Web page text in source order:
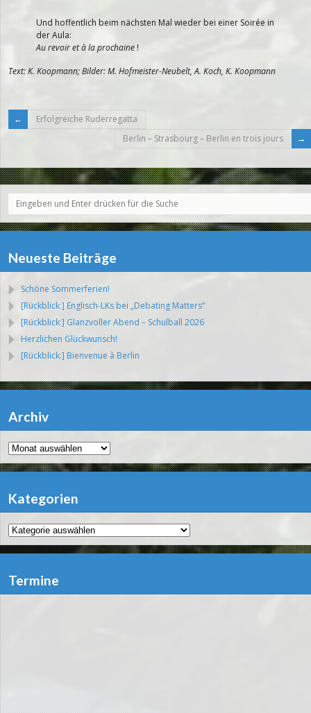
Und hoffentlich beim nächsten Mal wieder bei einer Soirée in
der Aula:
Au revoir et à la prochaine!
Text: K. Koopmann; Bilder: M. Hofmeister-Neubelt, A. Koch, K. Koopmann
Erfolgreiche Ruderregatta
Berlin – Strasbourg – Berlin en trois jours
Neueste Beiträge
Schöne Sommerferien!
[Rückblick:] Englisch-LKs bei „Debating Matters“
[Rückblick:] Glanzvoller Abend – Schulball 2026
Herzlichen Glückwunsch!
[Rückblick:] Bienvenue à Berlin
Archiv
Archiv
Kategorien
Kategorien
Termine